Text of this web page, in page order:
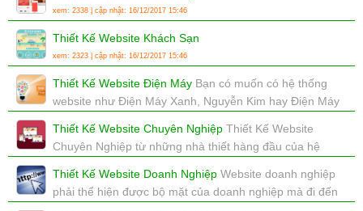
xem: 2338 | cập nhật: 16/12/2017 15:46
Thiết Kế Website Khách Sạn
xem: 2323 | cập nhật: 16/12/2017 15:46
Thiết Kế Website Điện Máy Bạn có muốn có hệ thống
website như Điện Máy Xanh, Nguyễn Kim hay Điện Máy
xem: 2930 | cập nhật: 16/12/2017 15:45
Thiết Kế Website Chuyên Nghiệp Thiết Kế Website
Chuyên Nghiệp từ những nhà thiết hàng đầu của hệ
website ưng ý, đẳng cấp, chuyên nghiệp...
xem: 3736 | cập nhật: 16/12/2017 15:45
Thiết Kế Website Doanh Nghiệp Website doanh nghiệp
phải thể hiện được bộ mặt của doanh nghiệp mà đi đến